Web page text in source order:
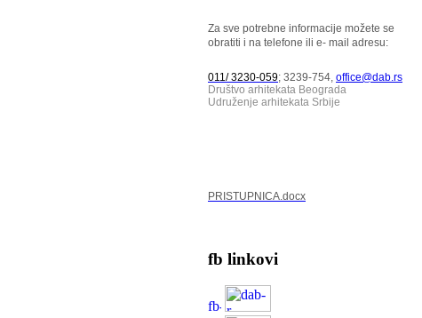
Za sve potrebne informacije možete se
obratiti i na telefone ili e- mail adresu:
011/ 3230-059; 3239-754, office@dab.rs
Društvo arhitekata Beograda
Udruženje arhitekata Srbije
PRISTUPNICA.docx
fb linkovi